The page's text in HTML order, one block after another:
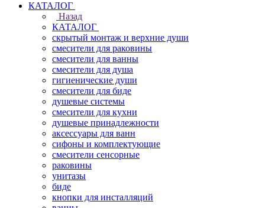
КАТАЛОГ
Назад
КАТАЛОГ
скрытый монтаж и верхние души
смесители для раковины
смесители для ванны
смесители для душа
гигиенические души
смесители для биде
душевые системы
смесители для кухни
душевые принадлежности
аксессуары для ванн
сифоны и комплектующие
смесители сенсорные
раковины
унитазы
биде
кнопки для инсталляций